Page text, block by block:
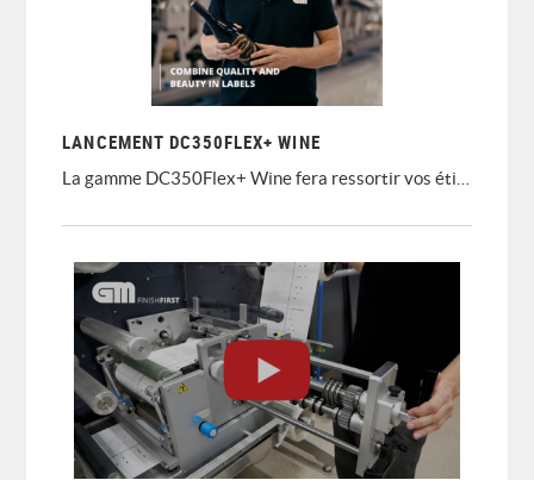
LANCEMENT DC350FLEX+ WINE